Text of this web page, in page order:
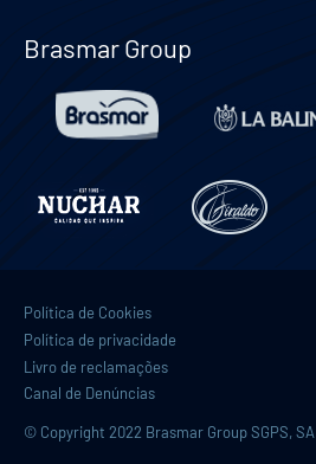
Brasmar Group
Política de Cookies
Política de privacidade
Livro de reclamações
Canal de Denúncias
© Copyright 2022 Brasmar Group SGPS, SA